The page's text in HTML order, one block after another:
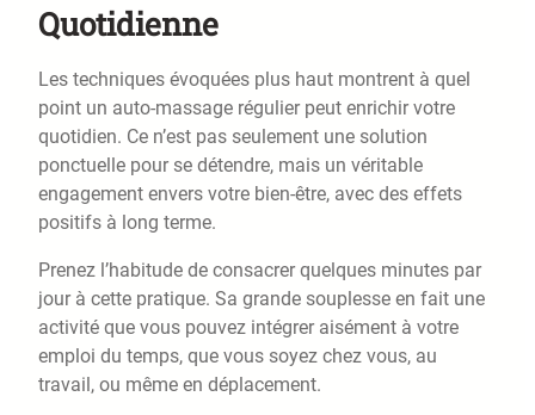
Quotidienne
Les techniques évoquées plus haut montrent à quel
point un auto-massage régulier peut enrichir votre
quotidien. Ce n’est pas seulement une solution
ponctuelle pour se détendre, mais un véritable
engagement envers votre bien-être, avec des effets
positifs à long terme.
Prenez l’habitude de consacrer quelques minutes par
jour à cette pratique. Sa grande souplesse en fait une
activité que vous pouvez intégrer aisément à votre
emploi du temps, que vous soyez chez vous, au
travail, ou même en déplacement.